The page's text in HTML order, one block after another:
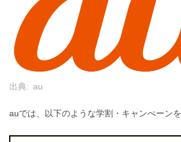
出典: au
auでは、以下のような学割・キャンぺーン